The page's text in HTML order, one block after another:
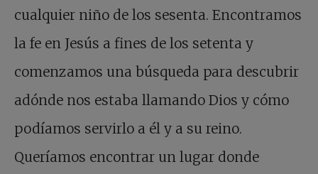
cualquier niño de los sesenta. Encontramos
la fe en Jesús a fines de los setenta y
comenzamos una búsqueda para descubrir
adónde nos estaba llamando Dios y cómo
podíamos servirlo a él y a su reino.
Queríamos encontrar un lugar donde